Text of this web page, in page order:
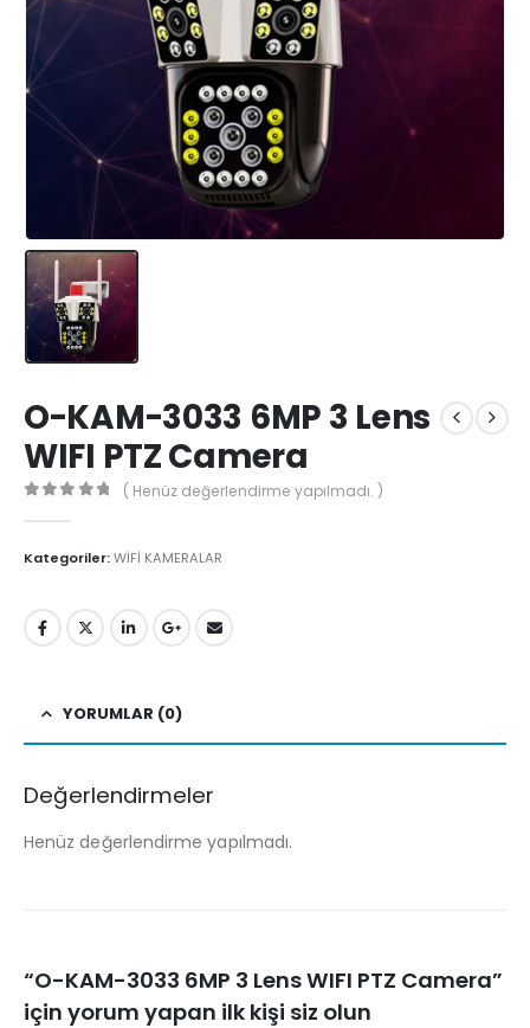
O-KAM-3033 6MP 3 Lens
WIFI PTZ Camera
( Henüz değerlendirme yapılmadı. )
Kategoriler:WİFİ KAMERALAR
YORUMLAR (0)
Değerlendirmeler
Henüz değerlendirme yapılmadı.
“O-KAM-3033 6MP 3 Lens WIFI PTZ Camera”
için yorum yapan ilk kişi siz olun